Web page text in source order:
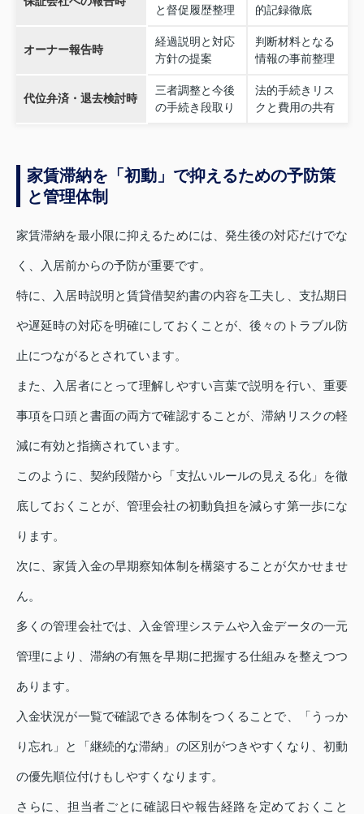
と督促履歴整理 的記録徹底
オーナー報告時
経過説明と対応
方針の提案
判断材料となる
情報の事前整理
代位弁済・退去検討時
三者調整と今後
の手続き段取り
法的手続きリス
クと費用の共有
家賃滞納を「初動」で抑えるための予防策
と管理体制
家賃滞納を最小限に抑えるためには、発生後の対応だけでな
く、入居前からの予防が重要です。
特に、入居時説明と賃貸借契約書の内容を工夫し、支払期日
や遅延時の対応を明確にしておくことが、後々のトラブル防
止につながるとされています。
また、入居者にとって理解しやすい言葉で説明を行い、重要
事項を口頭と書面の両方で確認することが、滞納リスクの軽
減に有効と指摘されています。
このように、契約段階から「支払いルールの見える化」を徹
底しておくことが、管理会社の初動負担を減らす第一歩にな
ります。
次に、家賃入金の早期察知体制を構築することが欠かせませ
ん。
多くの管理会社では、入金管理システムや入金データの一元
管理により、滞納の有無を早期に把握する仕組みを整えつつ
あります。
入金状況が一覧で確認できる体制をつくることで、「うっか
り忘れ」と「継続的な滞納」の区別がつきやすくなり、初動
の優先順位付けもしやすくなります。
さらに、担当者ごとに確認日や報告経路を定めておくこと